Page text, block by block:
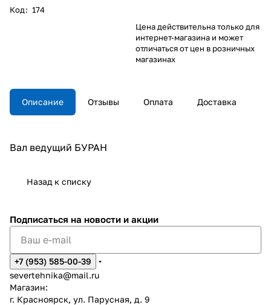
Код: 174
Цена действительна только для
интернет-магазина и может
отличаться от цен в розничных
магазинах
Описание Отзывы Оплата Доставка
Вал ведущий БУРАН
Назад к списку
Подписаться на новости и акции
+7 (953) 585-00-39
severtehnika@mail.ru
Магазин:
г. Красноярск, ул. Парусная, д. 9